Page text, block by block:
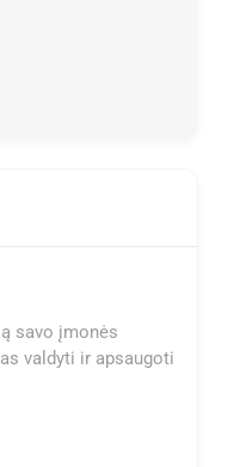
savo įmonės
valdyti ir apsaugoti